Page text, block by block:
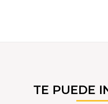
TE PUEDE